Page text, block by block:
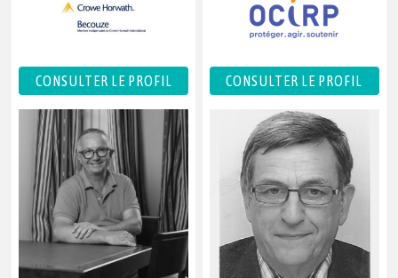
CONSULTER LE PROFIL CONSULTER LE PROFIL